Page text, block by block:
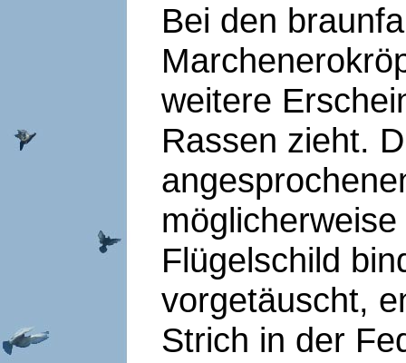
Bei den
weitere
Rassen zieht.
Flügelschild
vorgetäuscht,
Strich in der